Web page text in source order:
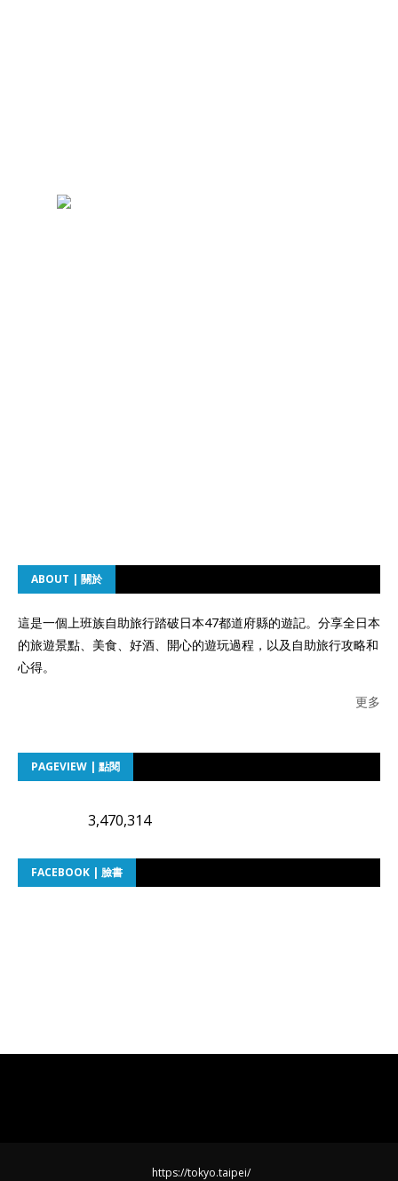
ABOUT | 關於
這是一個上班族自助旅行踏破日本47都道府縣的遊記。分享全日本
的旅遊景點、美食、好酒、開心的遊玩過程，以及自助旅行攻略和
心得。
更多
PAGEVIEW | 點閱
3,470,314
FACEBOOK | 臉書
https://tokyo.taipei/